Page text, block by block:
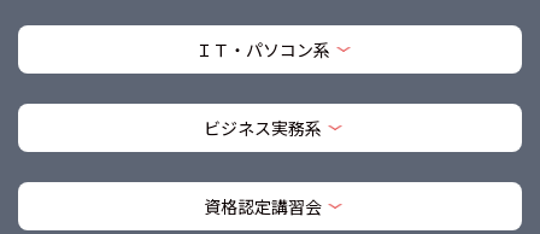
ＩＴ・パソコン系
ビジネス実務系
資格認定講習会